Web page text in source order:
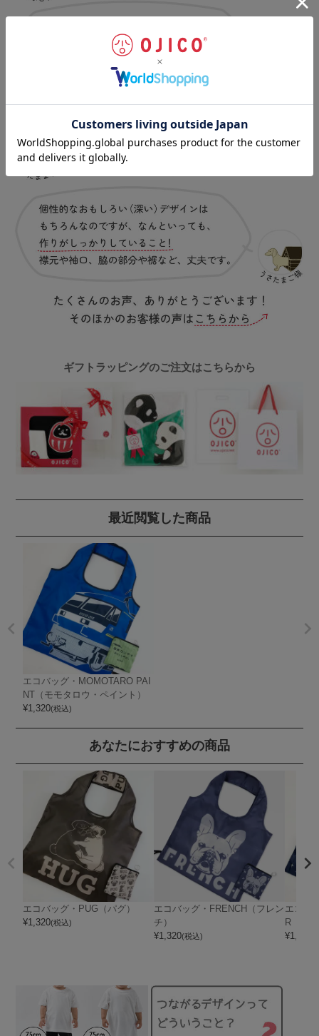
ギフトラッピングのご注文はこちらから
最近閲覧した商品
エコバッグ・MOMOTARO PAI
NT（モモタロウ・ペイント）
¥1,320(税込)
あなたにおすすめの商品
エコバッグ・PUG（パグ）
¥1,320(税込)
エコバッグ・FRENCH（フレン
チ）
¥1,320(税込)
エコバ
R（シ
¥1,320